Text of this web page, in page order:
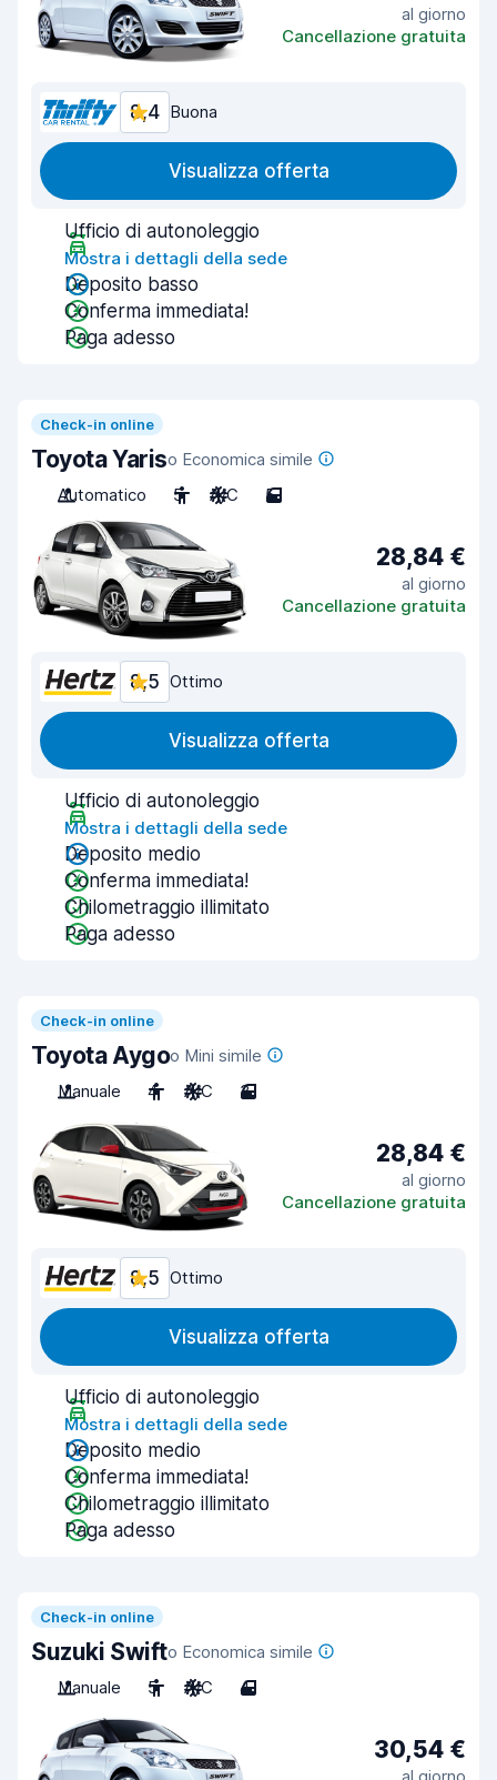
al giorno
Cancellazione gratuita
8,4 Buona
Visualizza offerta
Ufficio di autonoleggio
Mostra i dettagli della sede
Deposito basso
Conferma immediata!
Paga adesso
Check-in online
Toyota Yariso Economica simile
Automatico
5 A/C 5
28,84 €
al giorno
Cancellazione gratuita
8,5 Ottimo
Visualizza offerta
Ufficio di autonoleggio
Mostra i dettagli della sede
Deposito medio
Conferma immediata!
Chilometraggio illimitato
Paga adesso
Check-in online
Toyota Aygoo Mini simile
Manuale
4 A/C 3
28,84 €
al giorno
Cancellazione gratuita
8,5 Ottimo
Visualizza offerta
Ufficio di autonoleggio
Mostra i dettagli della sede
Deposito medio
Conferma immediata!
Chilometraggio illimitato
Paga adesso
Check-in online
Suzuki Swifto Economica simile
Manuale
5 A/C 4
30,54 €
al giorno